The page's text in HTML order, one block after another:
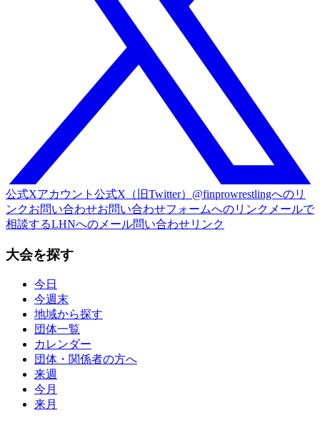
公式Xアカウント 公式X（旧Twitter）@finprowrestlingへのリ
ンクお問い合わせお問い合わせフォームへのリンク メールで
相談するLHNへのメール問い合わせリンク
大会を探す
今日
今週末
地域から探す
団体一覧
カレンダー
団体・関係者の方へ
来週
今月
来月